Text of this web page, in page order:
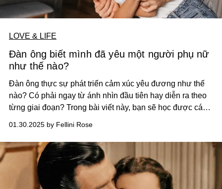
LOVE & LIFE
Đàn ông biết mình đã yêu một người phụ nữ
như thế nào?
Đàn ông thực sự phát triển cảm xúc yêu đương như thế
nào? Có phải ngay từ ánh nhìn đầu tiên hay diễn ra theo
từng giai đoạn? Trong bài viết này, bạn sẽ học được cách
giác yêu —từ sự hấp dẫn ban đầu đến kết nối tình cảm để
dẫn đến sự cam kết lâu dài.
01.30.2025 by Fellini Rose